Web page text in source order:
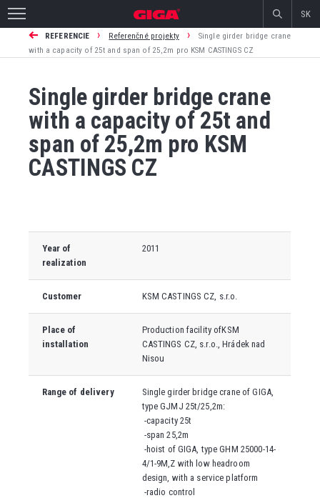
SK
REFERENCIE › Referenčné projekty ›
Single girder bridge crane
with a capacity of 25t and span of 25,2m pro KSM CASTINGS CZ
Single girder bridge crane
with a capacity of 25t and
span of 25,2m pro KSM
CASTINGS CZ
Year of
realization
2011
Customer KSM CASTINGS CZ, s.r.o.
Place of
installation
Production facility ofKSM
CASTINGS CZ, s.r.o., Hrádek nad
Nisou
Range of delivery
Single girder bridge crane of GIGA,
type GJMJ 25t/25,2m:
-capacity 25t
-span 25,2m
-hoist of GIGA, type GHM 25000-14-
4/1-9M,Z with low headroom
design, with a service platform
-radio control